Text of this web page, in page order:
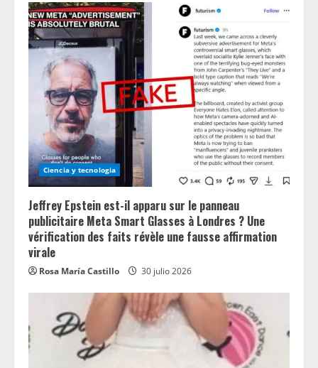
Ciencia y tecnologia
Jeffrey Epstein est-il apparu sur le panneau
publicitaire Meta Smart Glasses à Londres ? Une
vérification des faits révèle une fausse affirmation
virale
Rosa María Castillo 30 julio 2026